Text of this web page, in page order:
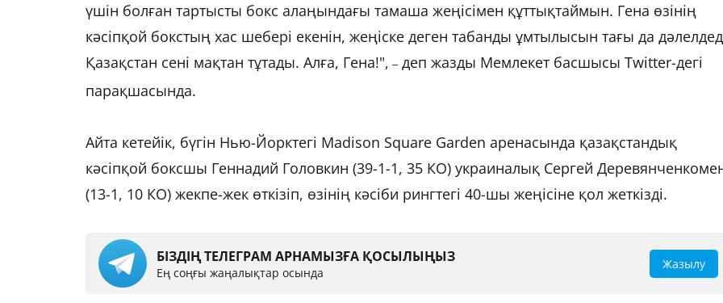
үшін болған тартысты бокс алаңындағы тамаша жеңісімен құттықтаймын. Гена өзінің
кәсіпқой бокстың хас шебері екенін, жеңіске деген табанды ұмтылысын тағы да
Қазақстан сені мақтан тұтады. Алға, Гена!", –деп жазды Мемлекет басшысы Twitter-дегі
парақшасында.
Айта кетейік, бүгін Нью-Йорктегі Madison Square Garden аренасында қазақстандық
кәсіпқой боксшы Геннадий Головкин (39-1-1, 35 КО) украиналық Сергей
(13-1, 10 КО) жекпе-жек өткізіп, өзінің кәсіби рингтегі 40-шы жеңісіне қол жеткізді.
БІЗДІҢ ТЕЛЕГРАМ АРНАМЫЗҒА ҚОСЫЛЫҢЫЗ
Ең соңғы жаңалықтар осында
Жазылу